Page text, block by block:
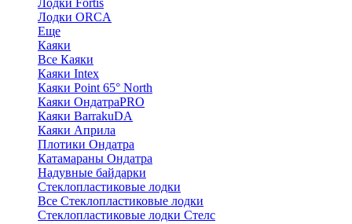
Лодки Fortis
Лодки ORCA
Еще
Каяки
Все Каяки
Каяки Intex
Каяки Point 65° North
Каяки ОндатраPRO
Каяки BarrakuDA
Каяки Априла
Плотики Ондатра
Катамараны Ондатра
Надувные байдарки
Стеклопластиковые лодки
Все Стеклопластиковые лодки
Стеклопластиковые лодки Стелс